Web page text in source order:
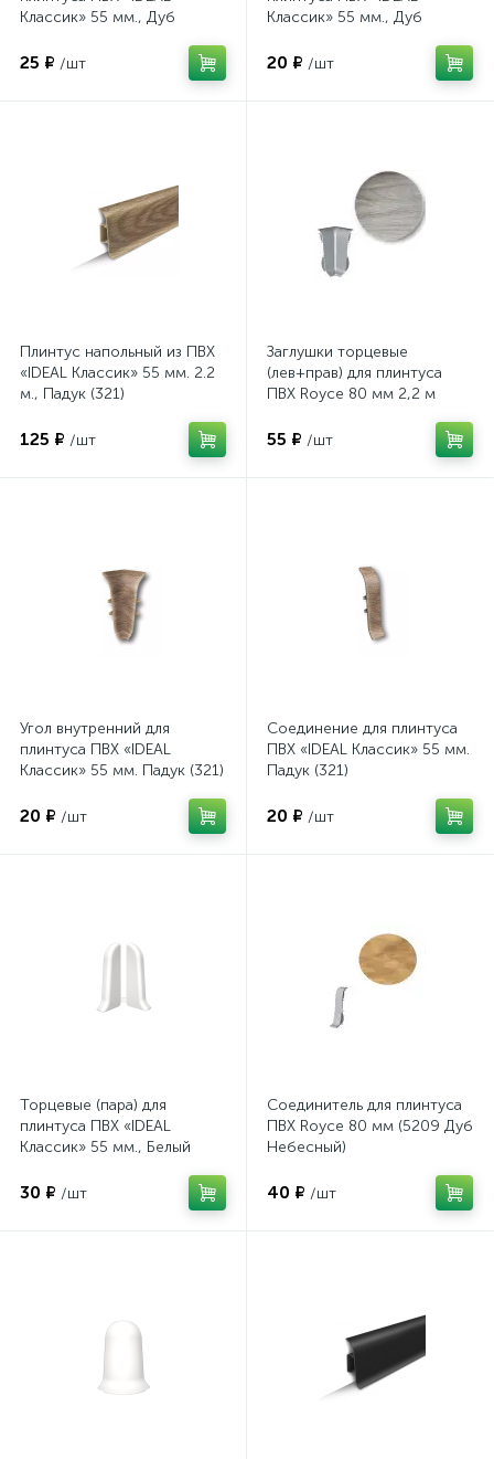
Классик» 55 мм., Дуб
25 ₽ /шт
Классик» 55 мм., Дуб
20 ₽ /шт
Плинтус напольный из ПВХ
«IDEAL Классик» 55 мм. 2.2
м., Падук (321)
125 ₽ /шт
Заглушки торцевые
(лев+прав) для плинтуса
ПВХ Royce 80 мм 2,2 м
55 ₽ /шт
Угол внутренний для
плинтуса ПВХ «IDEAL
Классик» 55 мм. Падук (321)
20 ₽ /шт
Соединение для плинтуса
ПВХ «IDEAL Классик» 55 мм.
Падук (321)
20 ₽ /шт
Торцевые (пара) для
плинтуса ПВХ «IDEAL
Классик» 55 мм., Белый
30 ₽ /шт
Соединитель для плинтуса
ПВХ Royce 80 мм (5209 Дуб
Небесный)
40 ₽ /шт